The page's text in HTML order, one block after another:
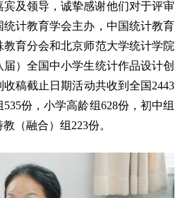
及领导，诚挚感谢他们对于评审
计教育学会主办，中国统计教育
育分会和北京师范大学统计学院
）全国中小学生统计作品设计创
稿截止日期活动共收到全国2443
份，小学高龄组628份，初中组
（融合）组223份。